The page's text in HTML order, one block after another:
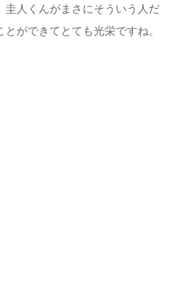
人くんがまさにそういう人だ
ができてとても光栄ですね。